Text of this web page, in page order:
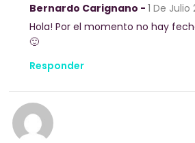
Bernardo Carignano - 1 De Julio
Hola! Por el momento no hay
🙂
Responder